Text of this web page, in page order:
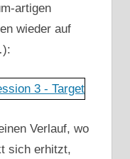
artigen
wieder auf
Verlauf, wo
sich erhitzt,